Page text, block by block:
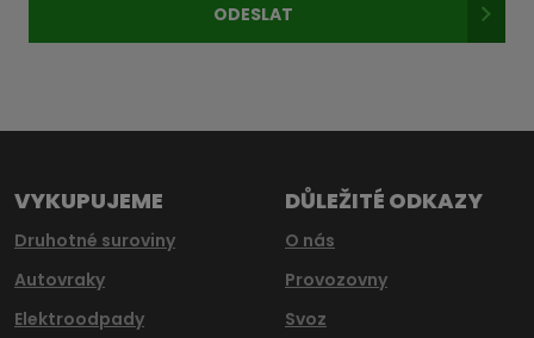
ODESLAT
nepodařilo
VYKUPUJEME
Druhotné suroviny
Autovraky
Elektroodpady
DŮLEŽITÉ ODKAZY
O nás
Provozovny
Svoz